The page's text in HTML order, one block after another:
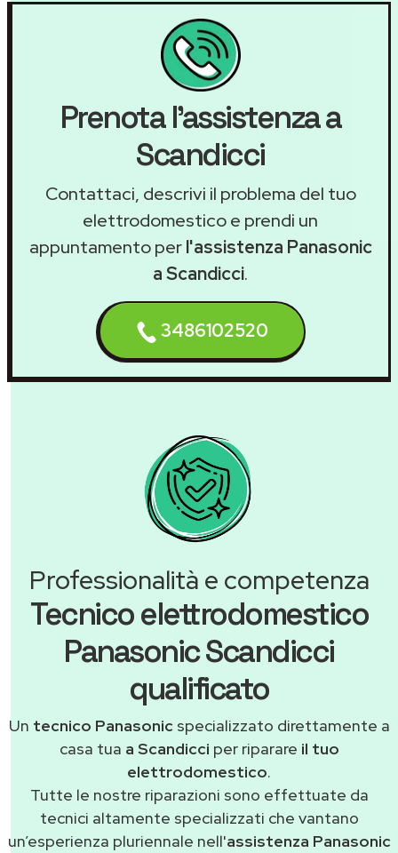
Prenota l'assistenza a
Scandicci
Contattaci, descrivi il problema del tuo
elettrodomestico e prendi un
appuntamento perl'assistenza Panasonic
a Scandicci.
3486102520
Professionalità e competenza
Tecnico elettrodomestico
Panasonic Scandicci
qualificato
Un tecnico Panasonicspecializzato direttamente a
casa tua a Scandicci per riparare il tuo
elettrodomestico.
Tutte le nostre riparazioni sono effettuate da
tecnici altamente specializzati che vantano
un’esperienza pluriennale nell'assistenza Panasonic